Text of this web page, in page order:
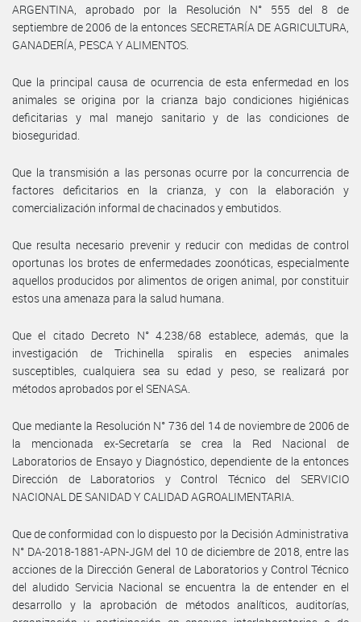
ARGENTINA, aprobado por la Resolución N° 555 del 8 de
septiembre de 2006 de la entonces SECRETARÍA DE AGRICULTURA,
GANADERÍA, PESCA Y ALIMENTOS.
Que la principal causa de ocurrencia de esta enfermedad en los
animales se origina por la crianza bajo condiciones higiénicas
deficitarias y mal manejo sanitario y de las condiciones de
bioseguridad.
Que la transmisión a las personas ocurre por la concurrencia de
factores deficitarios en la crianza, y con la elaboración y
comercialización informal de chacinados y embutidos.
Que resulta necesario prevenir y reducir con medidas de control
oportunas los brotes de enfermedades zoonóticas, especialmente
aquellos producidos por alimentos de origen animal, por constituir
estos una amenaza para la salud humana.
Que el citado Decreto N° 4.238/68 establece, además, que la
investigación de Trichinella spiralis en especies animales
susceptibles, cualquiera sea su edad y peso, se realizará por
métodos aprobados por el SENASA.
Que mediante la Resolución N° 736 del 14 de noviembre de 2006 de
la mencionada ex-Secretaría se crea la Red Nacional de
Laboratorios de Ensayo y Diagnóstico, dependiente de la entonces
Dirección de Laboratorios y Control Técnico del SERVICIO
NACIONAL DE SANIDAD Y CALIDAD AGROALIMENTARIA.
Que de conformidad con lo dispuesto por la Decisión Administrativa
N° DA-2018-1881-APN-JGM del 10 de diciembre de 2018, entre las
acciones de la Dirección General de Laboratorios y Control Técnico
del aludido Servicia Nacional se encuentra la de entender en el
desarrollo y la aprobación de métodos analíticos, auditorías,